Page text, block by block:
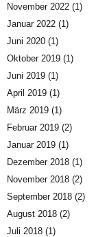
November 2022 (1)
Januar 2022 (1)
Juni 2020 (1)
Oktober 2019 (1)
Juni 2019 (1)
April 2019 (1)
März 2019 (1)
Februar 2019 (2)
Januar 2019 (1)
Dezember 2018 (1)
November 2018 (2)
September 2018 (2)
August 2018 (2)
Juli 2018 (1)